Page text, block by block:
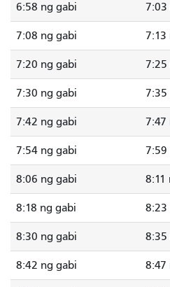
6:58 ng gabi 7:03
7:08 ng gabi 7:13
7:20 ng gabi 7:25
7:30 ng gabi 7:35
7:42 ng gabi 7:47
7:54 ng gabi 7:59
8:06 ng gabi 8:11
8:18 ng gabi 8:23
8:30 ng gabi 8:35
8:42 ng gabi 8:47